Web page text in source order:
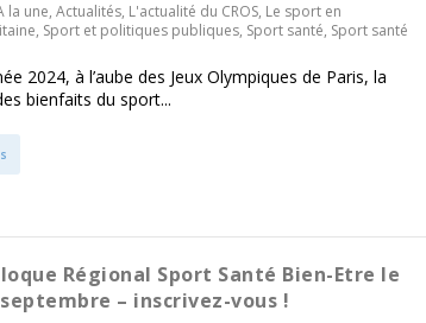
la une, Actualités, L'actualité du CROS, Le sport en
, Sport et politiques publiques, Sport santé, Sport santé
2024, à l’aube des Jeux Olympiques de Paris, la
bienfaits du sport...
Régional Sport Santé Bien-Etre le
– inscrivez-vous !